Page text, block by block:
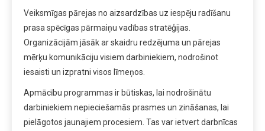
Veiksmīgas pārejas no aizsardzības uz iespēju radīšanu
prasa spēcīgas pārmaiņu vadības stratēģijas.
Organizācijām jāsāk ar skaidru redzējuma un pārejas
mērķu komunikāciju visiem darbiniekiem, nodrošinot
iesaisti un izpratni visos līmeņos.
Apmācību programmas ir būtiskas, lai nodrošinātu
darbiniekiem nepieciešamās prasmes un zināšanas, lai
pielāgotos jaunajiem procesiem. Tas var ietvert darbnīcas